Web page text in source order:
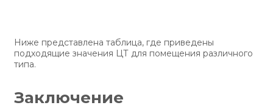
Ниже представлена таблица, где приведены
подходящие значения ЦТ для помещения различного
типа.
Заключение